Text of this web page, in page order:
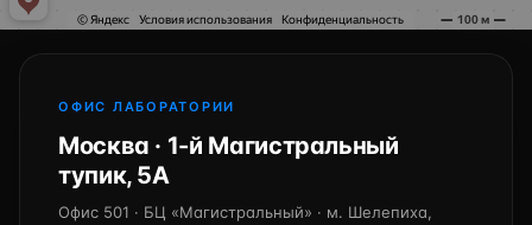
ОФИС ЛАБОРАТОРИИ
Москва · 1-й Магистральный
тупик, 5А
Офис 501 · БЦ «Магистральный» · м. Шелепиха,